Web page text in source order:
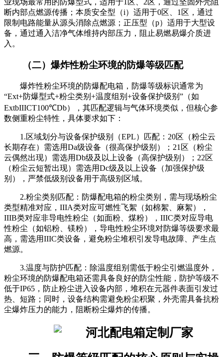
业现场最常用的防爆型式，适用于1区、2区，通过坚固外壳阻
断内部点燃源传播；本质安全型（i）适用于0区、1区，通过
限制电路能量从源头消除点燃源；正压型（p）适用于大型设
备，通过通入洁净气体维持内部压力，阻止易燃易爆介质进
入。
（二）爆炸性粉尘环境的防爆等级匹配
爆炸性粉尘环境的防爆配电箱，防爆等级标识通常为
“Ext+防爆型式+粉尘类别+温度组别+设备保护级别”（如
ExtbIIICT100℃Db），其匹配逻辑与气体环境类似，但核心参
数侧重粉尘特性，具体要求如下：
1.区域划分与设备保护级别（EPL）匹配：20区（粉尘云
长期存在）需选用Da级设备（很高保护级别）；21区（粉尘
云偶然出现）需选用Db级及以上设备（高保护级别）；22区
（粉尘云短暂出现）需选用Dc级及以上设备（加强保护级
别），严禁低级别设备用于高级别区域。
2.粉尘类别匹配：防爆配电箱的粉尘类别，需与现场粉尘
类型精准对应，IIIA类对应可燃性飞絮（如棉絮、麻絮），
IIIB类对应非导电性粉尘（如面粉、煤粉），IIIC类对应导电
性粉尘（如铝粉、镁粉），导电性粉尘环境对防爆等级要求最
高，需选用IIIC类设备，避免粉尘堆积引发导电故障、产生点
燃源。
3.温度与防护匹配：除温度组别需低于粉尘引燃温度外，
粉尘环境的防爆配电箱还需具备良好的防尘性能，防护等级不
低于IP65，防止粉尘进入设备内部，堆积在元器件表面引发过
热、短路；同时，设备结构需避免粉尘积聚，外壳需具备抗粉
尘爆炸压力的能力，阻断粉尘爆炸的传播。